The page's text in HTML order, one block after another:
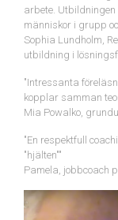
arbete.
människor i grupp
Sophia Lundholm,
utbildning i
"Intressanta
kopplar samman
Mia Powalko,
"En respektfull
"hjälten""
Pamela, jobbcoach